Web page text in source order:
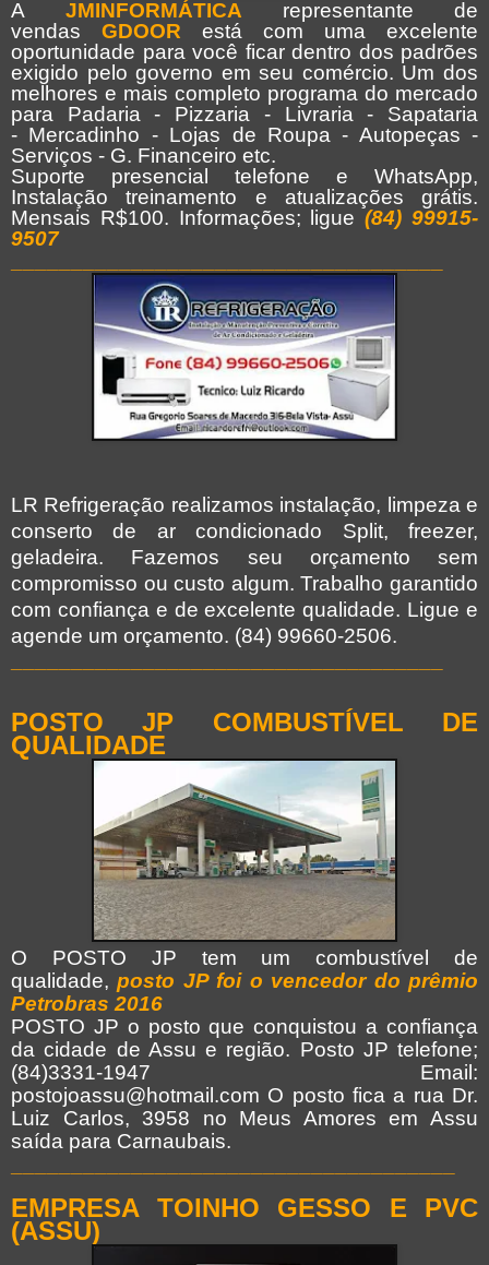
A JMINFORMÁTICA
representante de
vendas
GDOOR
está com uma excelente
oportunidade para você ficar dentro dos padrões
exigido pelo governo em seu comércio. Um dos
melhores e mais completo programa do mercado
para Padaria - Pizzaria - Livraria - Sapataria
- Mercadinho - Lojas de Roupa - Autopeças -
Serviços - G. Financeiro etc.
Suporte presencial telefone e WhatsApp,
Instalação treinamento e atualizações grátis.
Mensais R$100. Informações; ligue (84) 99915-
9507
LR Refrigeração realizamos instalação, limpeza e
conserto de ar condicionado Split, freezer,
geladeira. Fazemos seu orçamento sem
compromisso ou custo algum. Trabalho garantido
com confiança e de excelente qualidade. Ligue e
agende um orçamento. (84) 99660-2506.
POSTO JP COMBUSTÍVEL DE
QUALIDADE
O POSTO JP tem um combustível de
qualidade, posto JP foi o vencedor do prêmio
Petrobras 2016
POSTO JP o posto que conquistou a confiança
da cidade de Assu e região. Posto JP telefone;
(84)3331-1947 Email:
postojoassu@hotmail.com O posto fica a rua Dr.
Luiz Carlos, 3958 no Meus Amores em Assu
saída para Carnaubais.
EMPRESA TOINHO GESSO E PVC
(ASSU)